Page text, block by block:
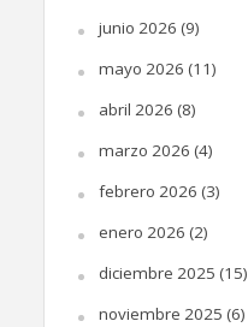
junio 2026 (9)
mayo 2026 (11)
abril 2026 (8)
marzo 2026 (4)
febrero 2026 (3)
enero 2026 (2)
diciembre 2025 (15)
noviembre 2025 (6)